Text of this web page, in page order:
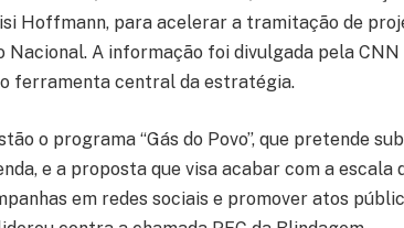
Hoffmann, para acelerar a tramitação de
Nacional. A informação foi divulgada pela
ferramenta central da estratégia.
o programa “Gás do Povo”, que pretende
e a proposta que visa acabar com a escala
em redes sociais e promover atos